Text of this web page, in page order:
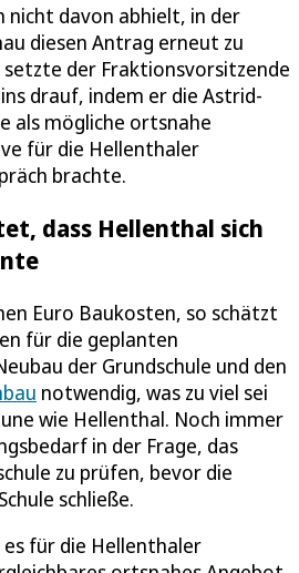
nicht davon abhielt, in der
diesen Antrag erneut zu
setzte der Fraktionsvorsitzende
drauf, indem er die Astrid-
als mögliche ortsnahe
für die Hellenthaler
brachte.
dass Hellenthal sich
Euro Baukosten, so schätzt
für die geplanten
der Grundschule und den
notwendig, was zu viel sei
wie Hellenthal. Noch immer
in der Frage, das
zu prüfen, bevor die
schließe.
für die Hellenthaler